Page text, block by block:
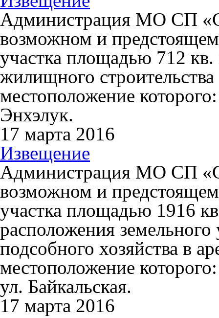
Администрация МО СП
возможном и
участка площадью 712
жилищного
местоположение
Энхэлук.
17 марта 2016
Извещение
Администрация МО СП
возможном и
участка площадью 1916
расположения земельного
подсобного хозяйства в
местоположение
ул. Байкальская.
17 марта 2016